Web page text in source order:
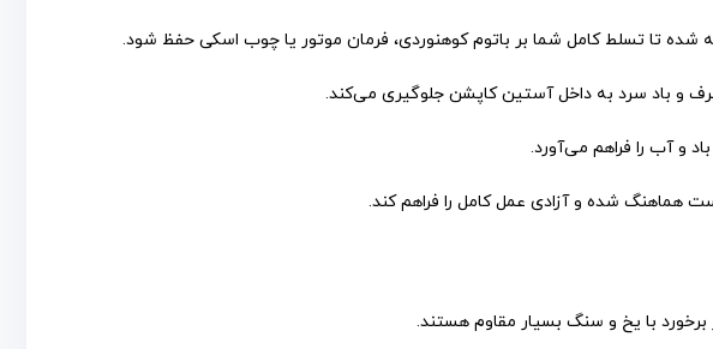
تا تسلط کامل شما بر باتوم کوهنوردی، فرمان موتور یا چوب اسکی حفظ شود.
و باد سرد به داخل آستین کاپشن جلوگیری می‌کند.
و آب را فراهم می‌آورد.
هماهنگ شده و آزادی عمل کامل را فراهم کند.
با یخ و سنگ بسیار مقاوم هستند.